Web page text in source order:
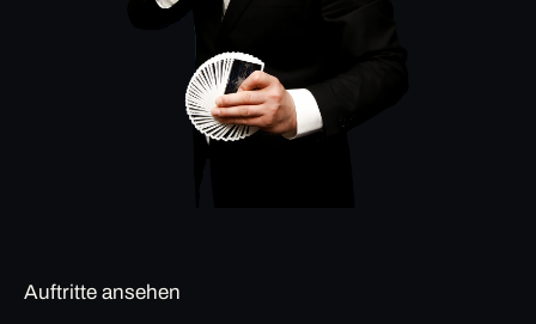
Auftritte ansehen